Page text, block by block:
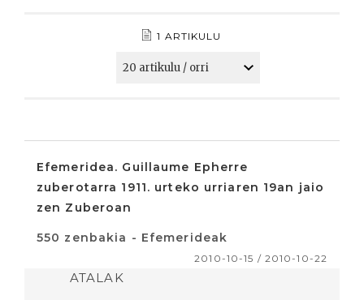
1 ARTIKULU
Efemeridea. Guillaume Epherre
zuberotarra 1911. urteko urriaren 19an jaio
zen Zuberoan
550 zenbakia - Efemerideak
2010-10-15 / 2010-10-22
ATALAK